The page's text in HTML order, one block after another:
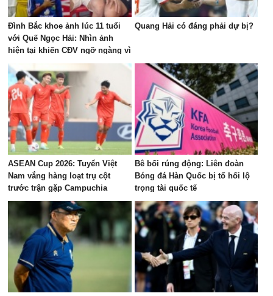
Đình Bắc khoe ảnh lúc 11 tuổi
với Quế Ngọc Hải: Nhìn ảnh
hiện tại khiến CĐV ngỡ ngàng vì
dậy thì quá thành công
Quang Hải có đáng phải dự bị?
ASEAN Cup 2026: Tuyển Việt
Nam vắng hàng loạt trụ cột
trước trận gặp Campuchia
Bê bối rúng động: Liên đoàn
Bóng đá Hàn Quốc bị tố hối lộ
trọng tài quốc tế